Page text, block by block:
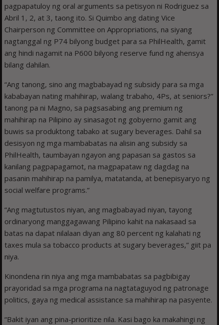
pagpapatuloy ng oral arguments sa petisyon ni Rodriguez sa
Abril 1, 2, at 3, taong ito. Si Quimbo ang dating Vice
Chairperson ng Committee on Appropriations, na siyang
nagtanggal ng P74 bilyong budget para sa PhilHealth, gamit
ang hindi nagamit na P600 bilyong reserve fund ng ahensya
bilang dahilan.
“Ang tanong, sino ang magbabayad ng subsidy para sa mga
kababayan nating mahihirap, walang trabaho, 4Ps, at seniors?”
tanong pa ni Magno, sa pagsasabing ang premium ng
mahihirap na Pilipino ay sinasagot ng gobyerno gamit ang
buwis sa produktong tabako at sugary beverages. Dahil sa
desisyon ng mga mambabatas na alisin ang subsidy sa
PhilHealth, taumbayan ngayon ang papasan sa gastos sa
kanilang pagpapagamot, na magpapataw ng dagdag na
pasanin mahihirap na pamilya, matatanda, at benepisyaryo ng
social welfare programs.”
“Ang magtutustos niyan, ang magbabayad niyan, tayong
ordinaryong manggagawang Pilipino kahit na nakasaad sa
batas na dapat nilalaan diyan ang 80 percent ng kalahati ng
taxes mula sa tobacco products at sugary beverages,” giit pa
niya.
Kinondena rin niya ang mga mambabatas sa pagbibigay
prayoridad sa mga programa na nagtataguyod ng patronage
politics, gaya ng medical assistance sa mahihirap na pasyente.
“Bakit iyan ang pina-prioritize nila. Kasi bago ka makahingi ng